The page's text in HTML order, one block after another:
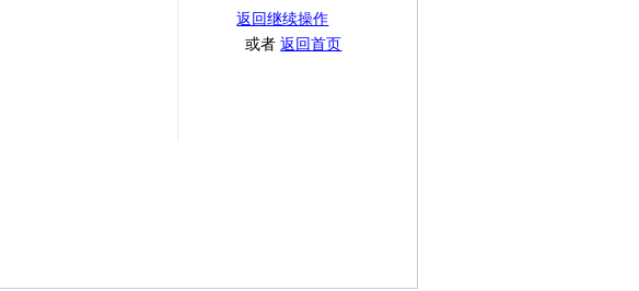
返回继续操作
或者返回首页